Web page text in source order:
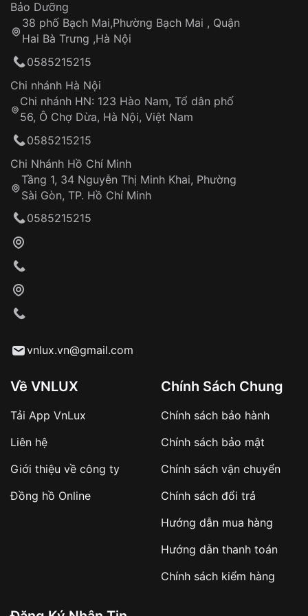
Thời gian tính từ khi xác nhận đơn hàng thành
công
Hotline: 0585 215 215
Từ khóa SEO:
Khách hàng kiểm tra và thanh toán trực tiếp
Từ khóa SEO:
sản phẩm đặc biệt
hàng
Số tiền còn lại thanh toán khi nhận hàng hoặc
✔️ Đảm bảo xử lý đơn hàng nhanh chóng
✔️ Hạn chế tình trạng hủy đơn không mong
Sản phẩm đã bị:
Tự ý sửa chữa
thống VNLUX
Đảm bảo quyền lợi khách hàng
Đồng hành cùng khách hàng trong suốt quá
trình sử dụng
Bảo Dưỡng
38 phố Bạch Mai,Phường Bạch Mai , Quận
Hai Bà Trưng ,Hà Nội
0585215215
Chi nhánh Hà Nội
Chi nhánh HN: 123 Hào Nam, Tổ dân phố
56, Ô Chợ Dừa, Hà Nội, Việt Nam
0585215215
Chi Nhánh Hồ Chí Minh
Tầng 1, 34 Nguyễn Thị Minh Khai, Phường
Sài Gòn, TP. Hồ Chí Minh
0585215215
vnlux.vn@gmail.com
Về VNLUX
Tải App VnLux
Liên hệ
Giới thiệu về công ty
Đồng hồ Online
Chính Sách Chung
Chính sách bảo hành
Chính sách bảo mật
Chính sách vận chuyển
Chính sách đổi trả
Hướng dẫn mua hàng
Hướng dẫn thanh toán
Chính sách kiểm hàng